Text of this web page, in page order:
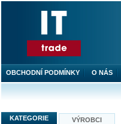
KATEGORIE VÝROBCI
OBCHODNÍ PODMÍNKY O NÁS